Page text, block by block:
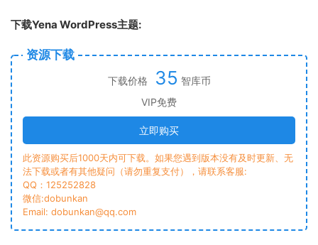
下载Yena WordPress主题:
资源下载
下载价格 35 智库币
VIP免费
立即购买
此资源购买后1000天内可下载。如果您遇到版本没有及时更新、无
法下载或者有其他疑问（请勿重复支付），请联系客服:
QQ：125252828
微信:dobunkan
Email: dobunkan@qq.com